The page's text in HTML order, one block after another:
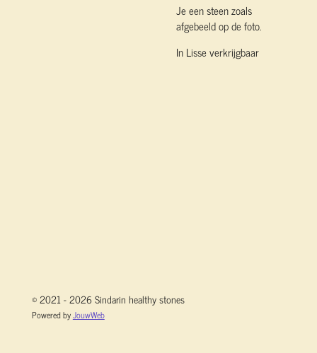
Je een steen zoals
afgebeeld op de foto.
In Lisse verkrijgbaar
© 2021 - 2026 Sindarin healthy stones
Powered byJouwWeb